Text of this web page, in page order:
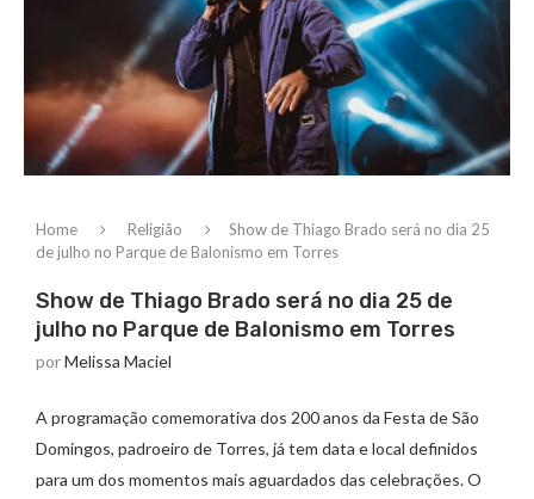
Home Religião
Show de Thiago Brado será no dia 25
de julho no Parque de Balonismo em Torres
Show de Thiago Brado será no dia 25 de
julho no Parque de Balonismo em Torres
porMelissa Maciel
A programação comemorativa dos 200 anos da Festa de São
Domingos, padroeiro de Torres, já tem data e local definidos
para um dos momentos mais aguardados das celebrações. O